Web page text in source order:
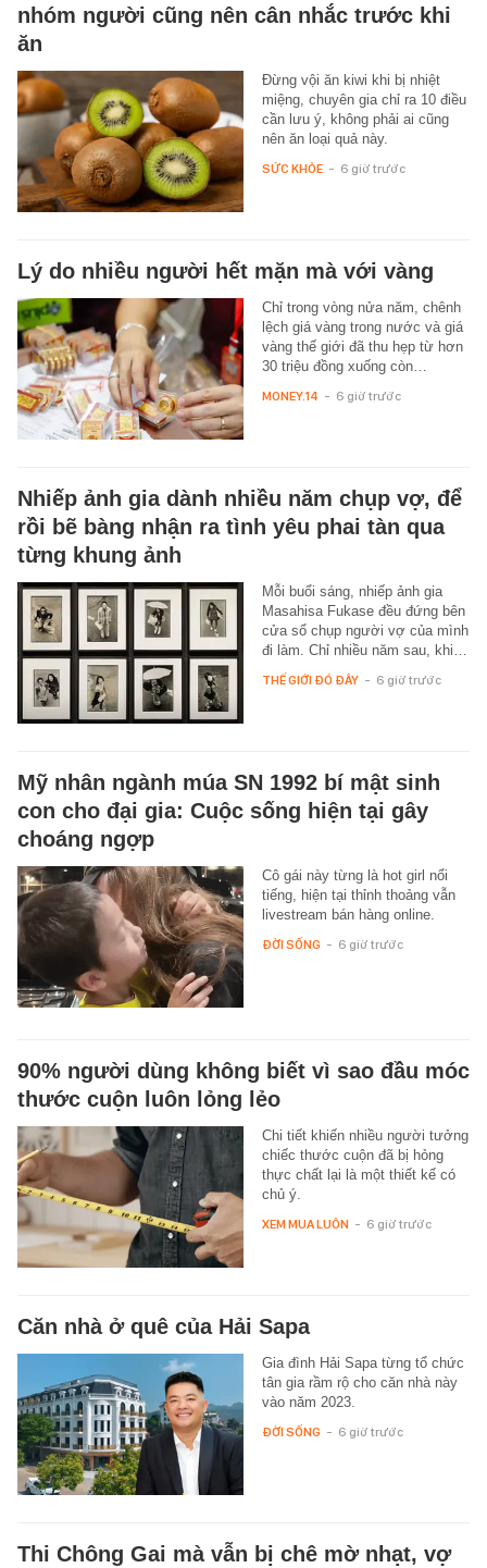
nhóm người cũng nên cân nhắc trước khi
ăn
Đừng vội ăn kiwi khi bị nhiệt
miệng, chuyên gia chỉ ra 10 điều
cần lưu ý, không phải ai cũng
nên ăn loại quả này.
SỨC KHỎE - 6 giờ trước
Lý do nhiều người hết mặn mà với vàng
Chỉ trong vòng nửa năm, chênh
lệch giá vàng trong nước và giá
vàng thế giới đã thu hẹp từ hơn
30 triệu đồng xuống còn…
MONEY.14 - 6 giờ trước
Nhiếp ảnh gia dành nhiều năm chụp vợ, để
rồi bẽ bàng nhận ra tình yêu phai tàn qua
từng khung ảnh
Mỗi buổi sáng, nhiếp ảnh gia
Masahisa Fukase đều đứng bên
cửa sổ chụp người vợ của mình
đi làm. Chỉ nhiều năm sau, khi…
THẾ GIỚI ĐÓ ĐÂY - 6 giờ trước
Mỹ nhân ngành múa SN 1992 bí mật sinh
con cho đại gia: Cuộc sống hiện tại gây
choáng ngợp
Cô gái này từng là hot girl nổi
tiếng, hiện tại thỉnh thoảng vẫn
livestream bán hàng online.
ĐỜI SỐNG - 6 giờ trước
90% người dùng không biết vì sao đầu móc
thước cuộn luôn lỏng lẻo
Chi tiết khiến nhiều người tưởng
chiếc thước cuộn đã bị hỏng
thực chất lại là một thiết kế có
chủ ý.
XEM MUA LUÔN - 6 giờ trước
Căn nhà ở quê của Hải Sapa
Gia đình Hải Sapa từng tổ chức
tân gia rầm rộ cho căn nhà này
vào năm 2023.
ĐỜI SỐNG - 6 giờ trước
Thi Chông Gai mà vẫn bị chê mờ nhạt, vợ